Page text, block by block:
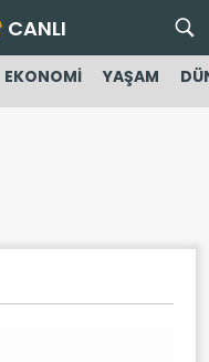
CANLI
EKONOMİ YAŞAM